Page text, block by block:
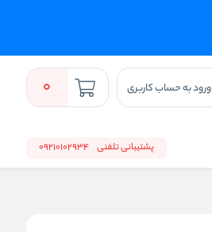
ورود به حساب کاربری 0
پشتیبانی تلفنی 09210102934